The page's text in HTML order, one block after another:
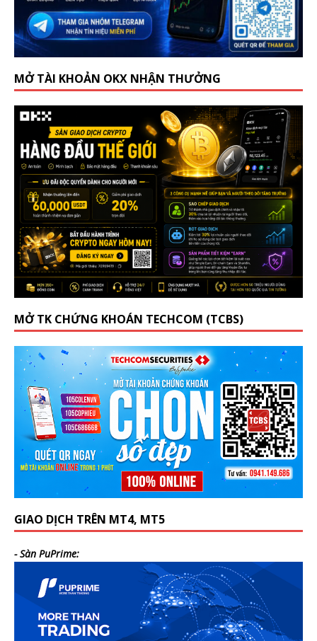
MỞ TÀI KHOẢN OKX NHẬN THƯỞNG
MỞ TK CHỨNG KHOÁN TECHCOM (TCBS)
GIAO DỊCH TRÊN MT4, MT5
- Sàn PuPrime: